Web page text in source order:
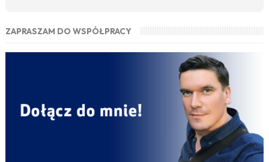
ZAPRASZAM DO WSPÓŁPRACY